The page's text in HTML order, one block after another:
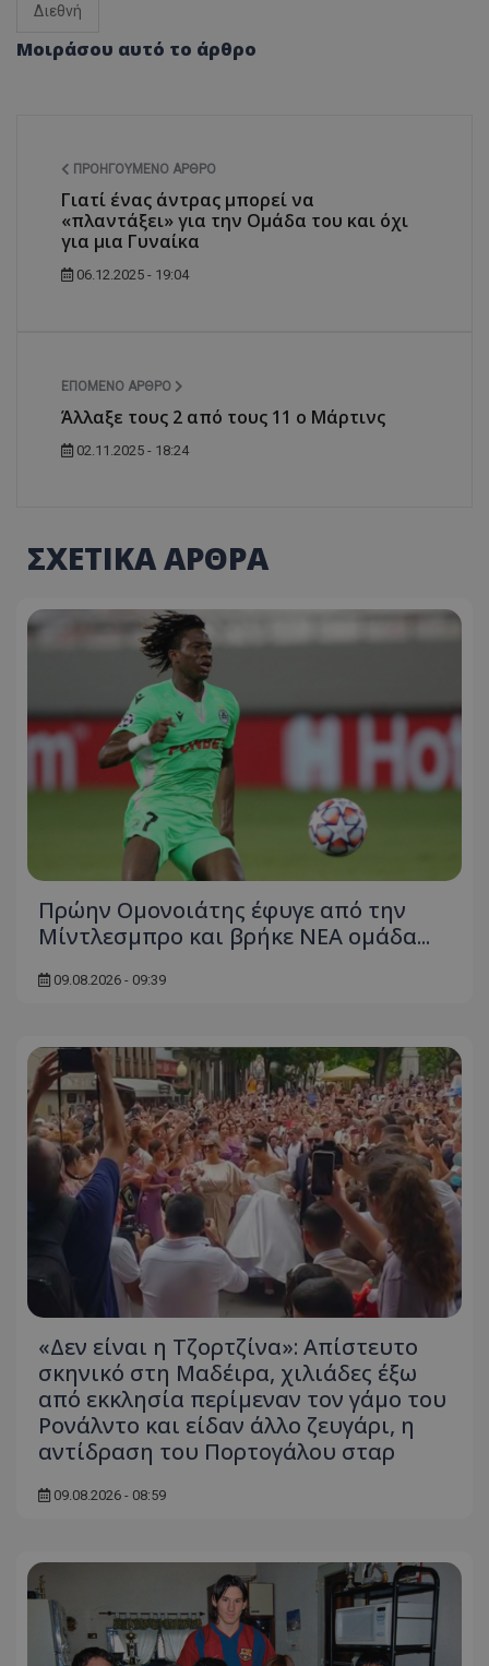
Διεθνή
Μοιράσου αυτό το άρθρο
ΠΡΟΗΓΟΎΜΕΝΟ ΆΡΘΡΟ
Γιατί ένας άντρας μπορεί να
«πλαντάξει» για την Ομάδα του και όχι
για μια Γυναίκα
06.12.2025 - 19:04
ΕΠΌΜΕΝΟ ΆΡΘΡΟ
Άλλαξε τους 2 από τους 11 ο Μάρτινς
02.11.2025 - 18:24
ΣΧΕΤΙΚΑ ΑΡΘΡΑ
Πρώην Ομονοιάτης έφυγε από την
Μίντλεσμπρο και βρήκε ΝΕΑ ομάδα...
09.08.2026 - 09:39
«Δεν είναι η Τζορτζίνα»: Απίστευτο
σκηνικό στη Μαδέιρα, χιλιάδες έξω
από εκκλησία περίμεναν τον γάμο του
Ρονάλντο και είδαν άλλο ζευγάρι, η
αντίδραση του Πορτογάλου σταρ
09.08.2026 - 08:59